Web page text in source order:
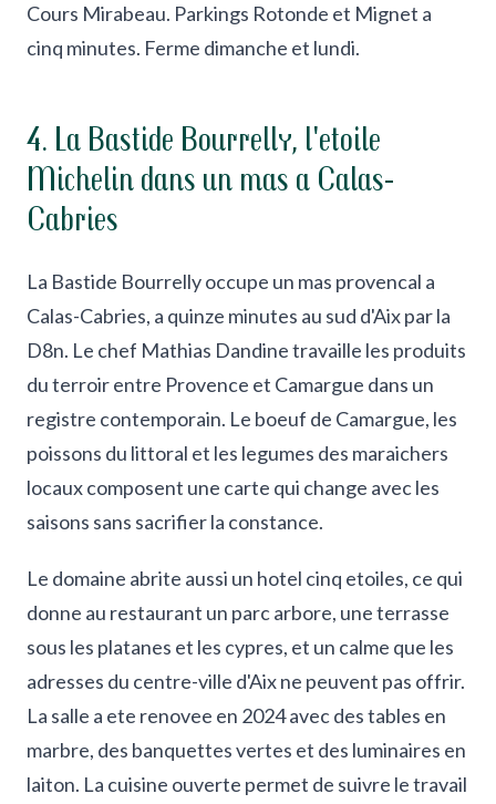
Cours Mirabeau. Parkings Rotonde et Mignet a
cinq minutes. Ferme dimanche et lundi.
4. La Bastide Bourrelly, l'etoile
Michelin dans un mas a Calas-
Cabries
La Bastide Bourrelly occupe un mas provencal a
Calas-Cabries, a quinze minutes au sud d'Aix par la
D8n. Le chef Mathias Dandine travaille les produits
du terroir entre Provence et Camargue dans un
registre contemporain. Le boeuf de Camargue, les
poissons du littoral et les legumes des maraichers
locaux composent une carte qui change avec les
saisons sans sacrifier la constance.
Le domaine abrite aussi un hotel cinq etoiles, ce qui
donne au restaurant un parc arbore, une terrasse
sous les platanes et les cypres, et un calme que les
adresses du centre-ville d'Aix ne peuvent pas offrir.
La salle a ete renovee en 2024 avec des tables en
marbre, des banquettes vertes et des luminaires en
laiton. La cuisine ouverte permet de suivre le travail